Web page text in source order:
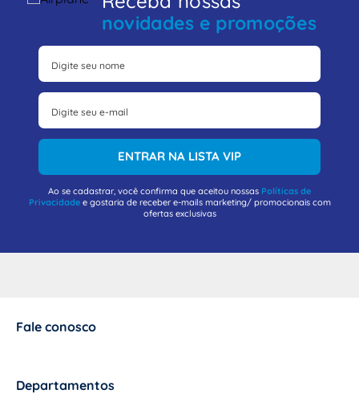
novidades e promoções
ENTRAR NA LISTA VIP
Ao se cadastrar, você confirma que aceitou nossas Políticas de
Privacidadee gostaria de receber e-mails marketing/ promocionais com
ofertas exclusivas
Fale conosco
Departamentos